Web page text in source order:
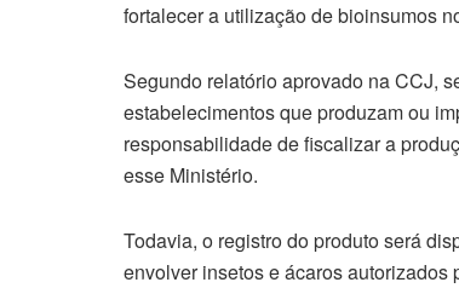
fortalecer a utilização de bioinsumos
Segundo relatório aprovado na CCJ,
estabelecimentos que produzam ou
responsabilidade de fiscalizar a
esse Ministério.
Todavia, o registro do produto será
envolver insetos e ácaros